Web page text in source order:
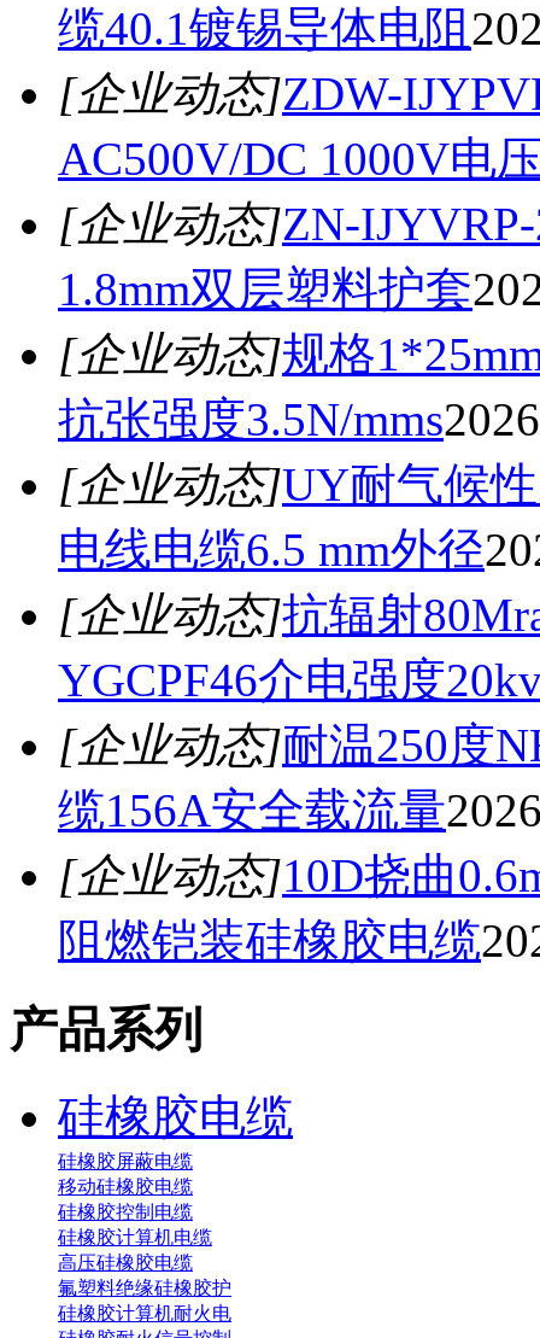
缆40.1镀锡导体电阻
[企业动态]ZDW-
AC500V/DC 1000V电
[企业动态]ZN-
1.8mm双层塑料护套
[企业动态]规格
抗张强度3.5N/mms
[企业动态]UY耐气候
电线电缆6.5 mm外径
[企业动态]抗辐射
YGCPF46介电强度
[企业动态]耐温250度
缆156A安全载流量
[企业动态]10D挠曲
阻燃铠装硅橡胶电缆
产品系列
硅橡胶电缆
硅橡胶屏蔽电缆
移动硅橡胶电缆
硅橡胶控制电缆
硅橡胶计算机电缆
高压硅橡胶电缆
氟塑料绝缘硅橡胶护
硅橡胶计算机耐火电